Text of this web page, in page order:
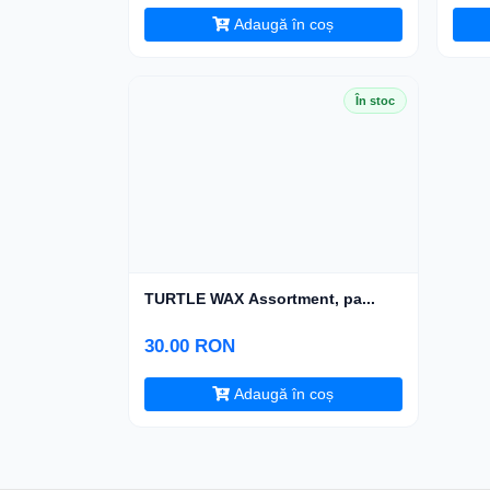
Adaugă în coș
În stoc
TURTLE WAX Assortment, pa...
30.00 RON
Adaugă în coș